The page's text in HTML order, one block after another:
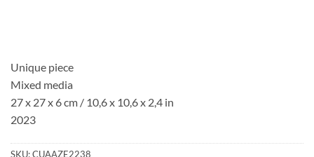
Unique piece
Mixed media
27 x 27 x 6 cm / 10,6 x 10,6 x 2,4 in
2023
SKU:CUAAZE2238